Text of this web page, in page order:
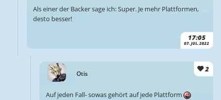
17:05
07. JUL. 2022
Als einer der Backer sage ich: Super. Je mehr Plattformen,
desto besser!
Otis
2
Auf jeden Fall- sowas gehört auf jede Plattform